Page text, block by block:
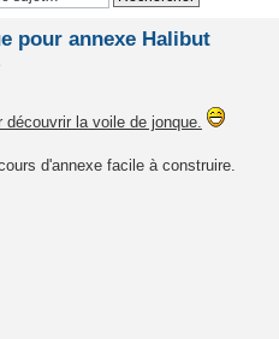
pour annexe Halibut
découvrir la voile de jonque.
d'annexe facile à construire.